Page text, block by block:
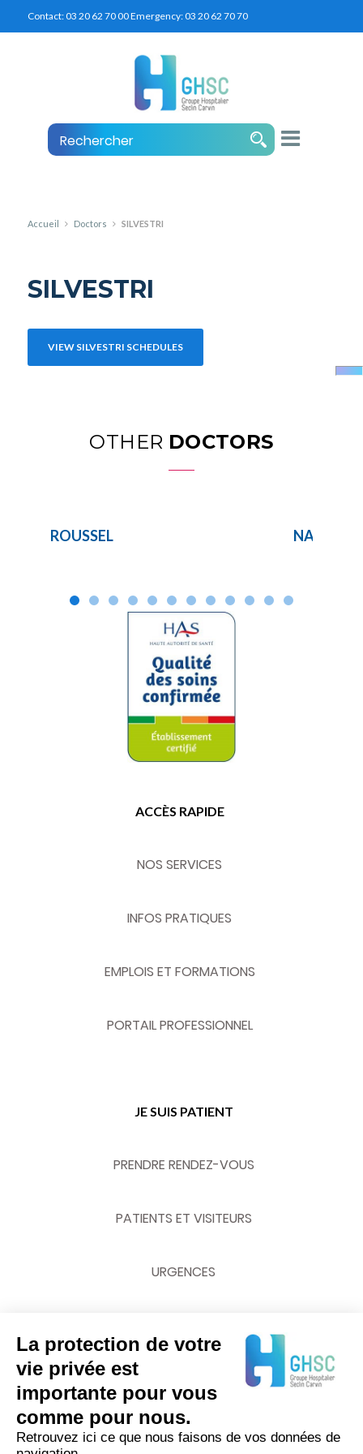
Contact:03 20 62 70 00Emergency:03 20 62 70 70
Accueil Doctors SILVESTRI
SILVESTRI
VIEW SILVESTRI SCHEDULES
OTHER DOCTORS
ROUSSEL
ACCÈS RAPIDE
NOS SERVICES
INFOS PRATIQUES
EMPLOIS ET FORMATIONS
PORTAIL PROFESSIONNEL
JE SUIS PATIENT
PRENDRE RENDEZ-VOUS
PATIENTS ET VISITEURS
URGENCES
03 20 62 70 00
La protection de votre
vie privée est
importante pour vous
comme pour nous.
Retrouvez ici ce que nous faisons de vos données de